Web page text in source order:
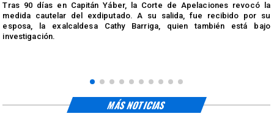
Tras 90 días en Capitán Yáber, la Corte de Apelaciones revocó la
medida cautelar del exdiputado. A su salida, fue recibido por su
esposa, la exalcaldesa Cathy Barriga, quien también está bajo
investigación.
MÁS NOTICIAS